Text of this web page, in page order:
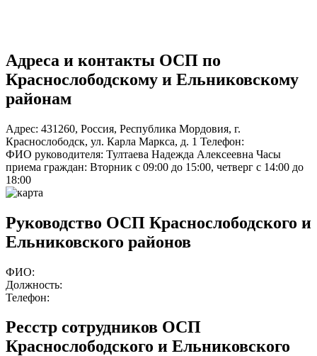
Адреса и контакты ОСП по
Краснослободскому и Ельниковскому
районам
Адрес: 431260, Россия, Республика Мордовия, г.
Краснослободск, ул. Карла Маркса, д. 1 Телефон:
ФИО руководителя: Тултаева Надежда Алексеевна Часы
приема граждан: Вторник с 09:00 до 15:00, четверг с 14:00 до
18:00
Руководство ОСП Краснослободского и
Ельниковского районов
ФИО:
Должность:
Телефон:
Ресстр сотрудников ОСП
Краснослободского и Ельниковского